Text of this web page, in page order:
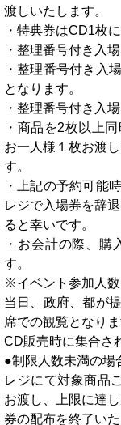
渡しいたします。
・特典券はCD1枚
・整理番号付き入
・整理番号付き入
となります。
・整理番号付き入
・商品を2枚以上
お一人様１枚お渡
す。
・上記の予約可能
レジで入場券を辞
ると幸いです。
・お会計の際、購
す。
※イベント参加人数
当日、政府、都が
席での観覧となりま
CD販売時に集合さ
●制限人数未満の場
レジにて対象商品
お渡し、上限に達
券の配布を終了いた